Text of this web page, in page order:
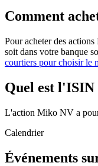
Comment
Pour acheter des
soit dans votre banque
courtiers pour choisir le
Quel est l'ISIN
L'action Miko NV a
Calendrier
Événements